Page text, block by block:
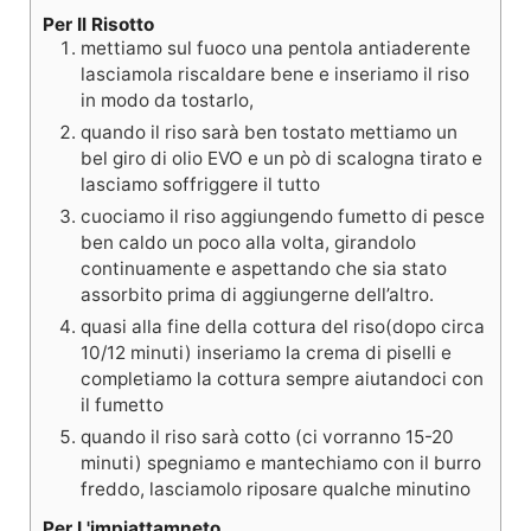
Per Il Risotto
mettiamo sul fuoco una pentola antiaderente
lasciamola riscaldare bene e inseriamo il riso
in modo da tostarlo,
quando il riso sarà ben tostato mettiamo un
bel giro di olio EVO e un pò di scalogna tirato e
lasciamo soffriggere il tutto
cuociamo il riso aggiungendo fumetto di pesce
ben caldo un poco alla volta, girandolo
continuamente e aspettando che sia stato
assorbito prima di aggiungerne dell’altro.
quasi alla fine della cottura del riso(dopo circa
10/12 minuti) inseriamo la crema di piselli e
completiamo la cottura sempre aiutandoci con
il fumetto
quando il riso sarà cotto (ci vorranno 15-20
minuti) spegniamo e mantechiamo con il burro
freddo, lasciamolo riposare qualche minutino